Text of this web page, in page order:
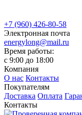
+7 (960) 426-80-58
Электронная почта
energylong@mail.ru
Время работы:
c 9:00 до 18:00
Компания
О нас Контакты
Покупателям
Доставка Оплата
Контакты